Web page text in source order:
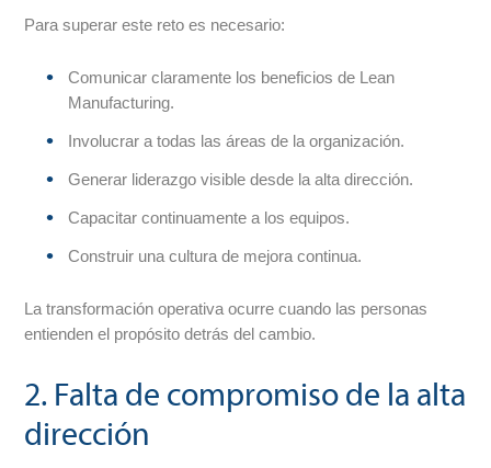
Para superar este reto es necesario:
Comunicar claramente los beneficios de Lean
Manufacturing.
Involucrar a todas las áreas de la organización.
Generar liderazgo visible desde la alta dirección.
Capacitar continuamente a los equipos.
Construir una cultura de mejora continua.
La transformación operativa ocurre cuando las personas
entienden el propósito detrás del cambio.
2. Falta de compromiso de la alta
dirección